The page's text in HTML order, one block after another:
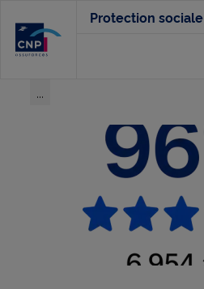
contenu
Protection sociale
...